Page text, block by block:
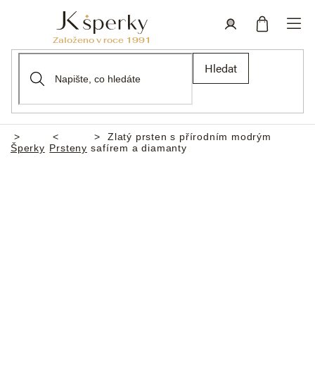
Hledat
Domů
Šperky Prsteny
Zlatý prsten s přírodním modrým
safírem a diamanty